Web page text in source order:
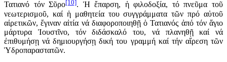
Τατιανό τόν Σῦρο[10]. Ἡ ἔπαρση, ἡ φιλοδοξία, τό πνεῦμα τοῦ
νεωτερισμοῦ, καί ἡ μαθητεία του συγγράμματα τῶν πρό αὐτοῦ
αἱρετικῶν, ἔγιναν αἰτία νά διαφοροποιηθῇ ὁ Τατιανός ἀπό τόν ἅγιο
μάρτυρα Ἰουστῖνο, τόν διδάσκαλό του, νά πλανηθῇ καί νά
ἐπιθυμήσῃ νά δημιουργήσῃ δική του γραμμή καί τήν αἵρεση τῶν
Ὑδροπαραστατῶν.